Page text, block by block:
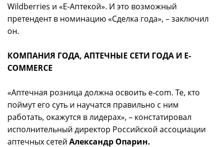
Wildberries и «E-Аптекой». И это возможный
претендент в номинацию «Сделка года», – заключил
он.
КОМПАНИЯ ГОДА, АПТЕЧНЫЕ СЕТИ ГОДА И E-
COMMERCE
«Аптечная розница должна освоить e-com. Те, кто
поймут его суть и научатся правильно с ним
работать, окажутся в лидерах», – констатировал
исполнительный директор Российской ассоциации
аптечных сетей Александр Опарин.